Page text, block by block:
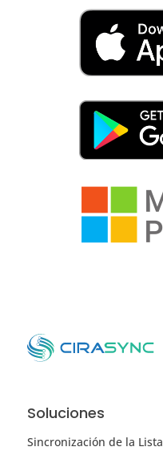
Soluciones
Sincronización de la Lista